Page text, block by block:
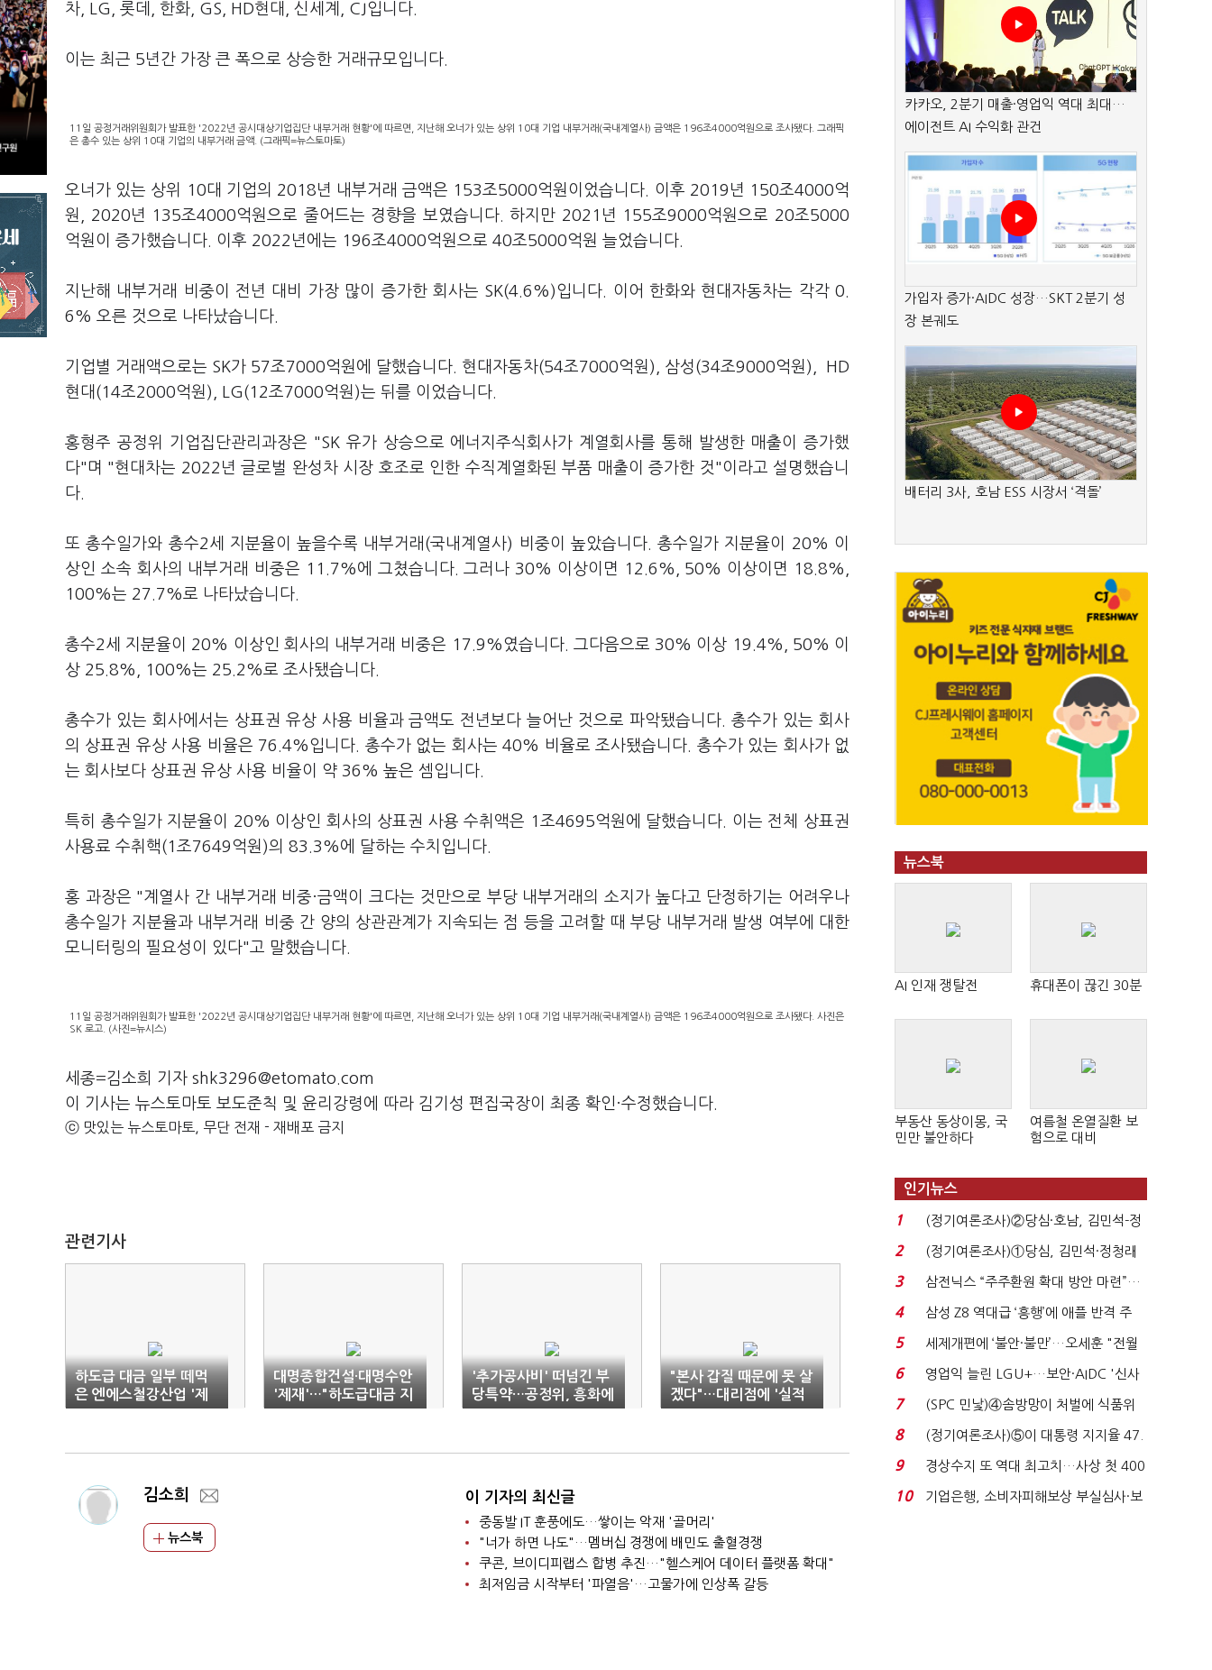
차, LG, 롯데, 한화, GS, HD현대, 신세계, CJ입니다.
이는 최근 5년간 가장 큰 폭으로 상승한 거래규모입니다.
11일 공정거래위원회가 발표한 '2022년 공시대상기업집단 내부거래 현황'에 따르면, 지난해 오너가 있는 상위 10대 기업 내부거래(국내계열사) 금액은 196조4000억원으로 조사됐다. 그래픽
은 총수 있는 상위 10대 기업의 내부거래 금액. (그래픽=뉴스토마토)
오너가 있는 상위 10대 기업의 2018년 내부거래 금액은 153조5000억원이었습니다. 이후 2019년 150조4000억
원, 2020년 135조4000억원으로 줄어드는 경향을 보였습니다. 하지만 2021년 155조9000억원으로 20조5000
억원이 증가했습니다. 이후 2022년에는 196조4000억원으로 40조5000억원 늘었습니다.
지난해 내부거래 비중이 전년 대비 가장 많이 증가한 회사는 SK(4.6%)입니다. 이어 한화와 현대자동차는 각각 0.
6% 오른 것으로 나타났습니다.
기업별 거래액으로는 SK가 57조7000억원에 달했습니다. 현대자동차(54조7000억원), 삼성(34조9000억원), HD
현대(14조2000억원), LG(12조7000억원)는 뒤를 이었습니다.
홍형주 공정위 기업집단관리과장은 "SK 유가 상승으로 에너지주식회사가 계열회사를 통해 발생한 매출이 증가했
다"며 "현대차는 2022년 글로벌 완성차 시장 호조로 인한 수직계열화된 부품 매출이 증가한 것"이라고 설명했습니
다.
또 총수일가와 총수2세 지분율이 높을수록 내부거래(국내계열사) 비중이 높았습니다. 총수일가 지분율이 20% 이
상인 소속 회사의 내부거래 비중은 11.7%에 그쳤습니다. 그러나 30% 이상이면 12.6%, 50% 이상이면 18.8%,
100%는 27.7%로 나타났습니다.
총수2세 지분율이 20% 이상인 회사의 내부거래 비중은 17.9%였습니다. 그다음으로 30% 이상 19.4%, 50% 이
상 25.8%, 100%는 25.2%로 조사됐습니다.
총수가 있는 회사에서는 상표권 유상 사용 비율과 금액도 전년보다 늘어난 것으로 파악됐습니다. 총수가 있는 회사
의 상표권 유상 사용 비율은 76.4%입니다. 총수가 없는 회사는 40% 비율로 조사됐습니다. 총수가 있는 회사가 없
는 회사보다 상표권 유상 사용 비율이 약 36% 높은 셈입니다.
특히 총수일가 지분율이 20% 이상인 회사의 상표권 사용 수취액은 1조4695억원에 달했습니다. 이는 전체 상표권
사용료 수취핵(1조7649억원)의 83.3%에 달하는 수치입니다.
홍 과장은 "계열사 간 내부거래 비중·금액이 크다는 것만으로 부당 내부거래의 소지가 높다고 단정하기는 어려우나
총수일가 지분율과 내부거래 비중 간 양의 상관관계가 지속되는 점 등을 고려할 때 부당 내부거래 발생 여부에 대한
모니터링의 필요성이 있다"고 말했습니다.
11일 공정거래위원회가 발표한 '2022년 공시대상기업집단 내부거래 현황'에 따르면, 지난해 오너가 있는 상위 10대 기업 내부거래(국내계열사) 금액은 196조4000억원으로 조사됐다. 사진은
SK 로고. (사진=뉴시스)
세종=김소희 기자 shk3296@etomato.com
이 기사는 뉴스토마토 보도준칙 및 윤리강령에 따라 김기성 편집국장이 최종 확인·수정했습니다.
ⓒ 맛있는 뉴스토마토, 무단 전재 - 재배포 금지
관련기사
하도급 대금 일부 떼먹
은 엔에스철강산업 '제
재'
대명종합건설·대명수안
'제재'…"하도급대금 지
급보증 안해"
'추가공사비' 떠넘긴 부
당특약…공정위, 흥화에
과장금 제재
"본사 갑질 때문에 못 살
겠다"…대리점에 '실적
강요·경영 간섭'
김소희
뉴스북
이 기자의 최신글
중동발 IT 훈풍에도…쌓이는 악재 '골머리'
"너가 하면 나도"…멤버십 경쟁에 배민도 출혈경쟁
쿠콘, 브이디피랩스 합병 추진…"헬스케어 데이터 플랫폼 확대"
최저임금 시작부터 '파열음'…고물가에 인상폭 갈등
카카오, 2분기 매출·영업익 역대 최대…
에이전트 AI 수익화 관건
가입자 증가·AIDC 성장…SKT 2분기 성
장 본궤도
배터리 3사, 호남 ESS 시장서 ‘격돌’
뉴스북
AI 인재 쟁탈전 휴대폰이 끊긴 30분
부동산 동상이몽, 국
민만 불안하다
여름철 온열질환 보
험으로 대비
인기뉴스
1
(정기여론조사)②당심·호남, 김민석-정
청래 '초접전'...
2
(정기여론조사)①당심, 김민석·정청래
'초접전'…대통령 ...
3
삼전닉스 “주주환원 확대 방안 마련”…
로이터에 성명...
4
삼성 Z8 역대급 ‘흥행’에 애플 반격 주
목…9월 ‘폴...
5
세제개편에 ‘불안·불만’…오세훈 "전월
세 구하기 더 ...
6
영업익 늘린 LGU+…보안·AIDC '신사
업 드라이브'...
7
(SPC 민낯)④솜방망이 처벌에 식품위
생법 위반 반복...
8
(정기여론조사)⑤이 대통령 지지율 47.
7%…일주일 만에 ...
9
경상수지 또 역대 최고치…사상 첫 400
억달러에 '3% 성...
10
기업은행, 소비자피해보상 부실심사·보